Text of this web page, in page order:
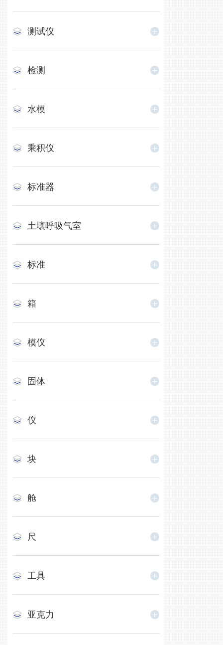
测试仪
检测
水模
乘积仪
标准器
土壤呼吸气室
标准
箱
模仪
固体
仪
块
舱
尺
工具
亚克力